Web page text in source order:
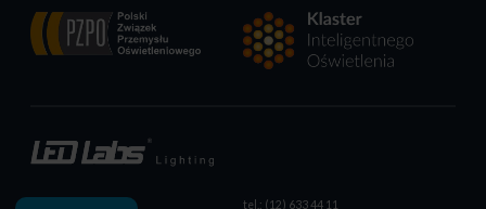
tel.: (12) 633 44 11